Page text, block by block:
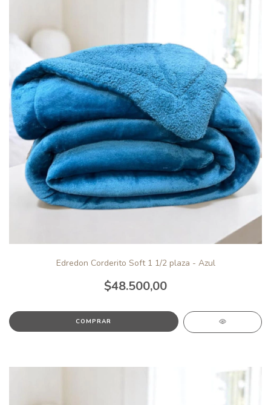
Edredon Corderito Soft 1 1/2 plaza - Azul
$48.500,00